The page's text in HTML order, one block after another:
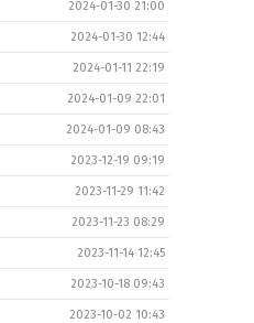
2024-01-30 21:00
2024-01-30 12:44
2024-01-11 22:19
2024-01-09 22:01
2024-01-09 08:43
2023-12-19 09:19
2023-11-29 11:42
2023-11-23 08:29
2023-11-14 12:45
2023-10-18 09:43
2023-10-02 10:43